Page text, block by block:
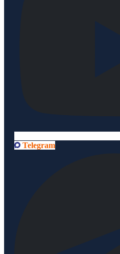
Telegram